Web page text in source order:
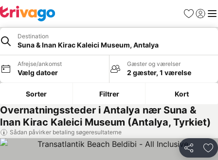
Favoritter
Log ind
Destination
Suna & Inan Kirac Kaleici Museum, Antalya
Afrejse/ankomst
Vælg datoer
Gæster og værelser
2 gæster, 1 værelse
Sorter Filtrer Kort
Overnatningssteder i Antalya nær Suna &
Inan Kirac Kaleici Museum (Antalya, Tyrkiet)
Sådan påvirker betaling søgeresultaterne
Del